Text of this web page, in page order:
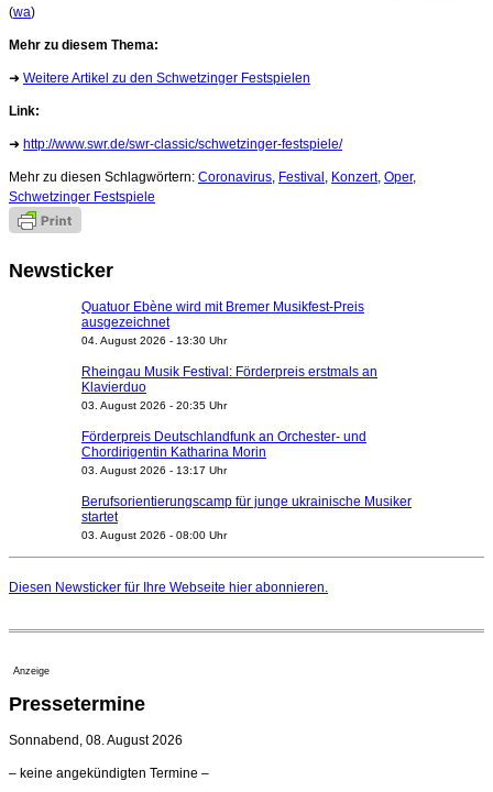
(wa)
Mehr zu diesem Thema:
➜ Weitere Artikel zu den Schwetzinger Festspielen
Link:
➜ http://www.swr.de/swr-classic/schwetzinger-festspiele/
Mehr zu diesen Schlagwörtern: Coronavirus, Festival , Konzert, Oper,
Schwetzinger Festspiele
Newsticker
Quatuor Ebène wird mit Bremer Musikfest-Preis
ausgezeichnet
04. August 2026 - 13:30 Uhr
Rheingau Musik Festival: Förderpreis erstmals an
Klavierduo
03. August 2026 - 20:35 Uhr
Förderpreis Deutschlandfunk an Orchester- und
Chordirigentin Katharina Morin
03. August 2026 - 13:17 Uhr
Berufsorientierungscamp für junge ukrainische Musiker
startet
03. August 2026 - 08:00 Uhr
Nationaltheater Mannheim
Regensburger Generalmusikdirektor Stefan Veselka
Kammerorchester Heilbronn: Chefdirigent Risto Joost
verlängert bis 2030
Ensemblemitglieder
Diesen Newsticker für Ihre Webseite hier abonnieren.
Anzeige
Pressetermine
Sonnabend, 08. August 2026
– keine angekündigten Termine –